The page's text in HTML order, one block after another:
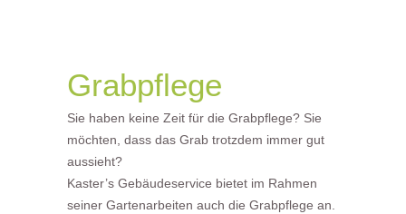
Grabpflege
Sie haben keine Zeit für die Grabpflege? Sie
möchten, dass das Grab trotzdem immer gut
aussieht?
Kaster’s Gebäudeservice bietet im Rahmen
seiner Gartenarbeiten auch die Grabpflege an.